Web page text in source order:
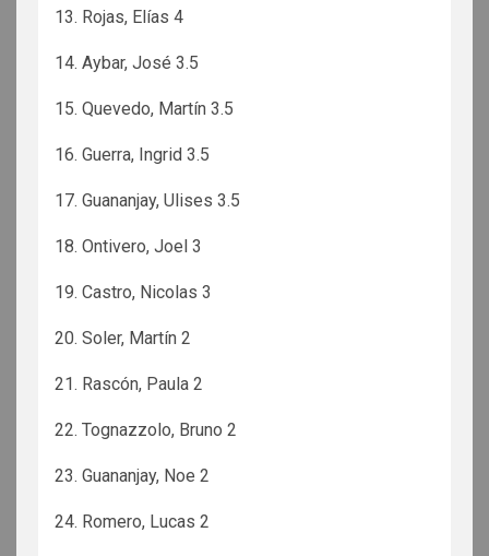
13. Rojas, Elías 4
14. Aybar, José 3.5
15. Quevedo, Martín 3.5
16. Guerra, Ingrid 3.5
17. Guananjay, Ulises 3.5
18. Ontivero, Joel 3
19. Castro, Nicolas 3
20. Soler, Martín 2
21. Rascón, Paula 2
22. Tognazzolo, Bruno 2
23. Guananjay, Noe 2
24. Romero, Lucas 2